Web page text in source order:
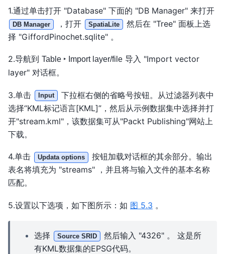
1.通过单击打开 "Database" 下面的 "DB Manager" 来打开
DB Manager ，打开 SpatiaLite
然后在 "Tree" 面板上选
择 "GiffordPinochet.sqlite" 。
2.导航到 Table ‣ Import layer/file 导入 "Import vector
layer" 对话框。
3.单击 Input
下拉框右侧的省略号按钮。从过滤器列表中
选择“KML标记语言[KML]”，然后从示例数据集中选择并打
开"stream.kml"，该数据集可从"Packt Publishing"网站上
下载。
4.单击 Updata options
按钮加载对话框的其余部分。输出
表名将填充为 "streams" ，并且将与输入文件的基本名称
匹配。
5.设置以下选项，如下图所示：如 图 5.3 。
选择 Source SRID
然后输入 "4326" 。 这是所
有KML数据集的EPSG代码。